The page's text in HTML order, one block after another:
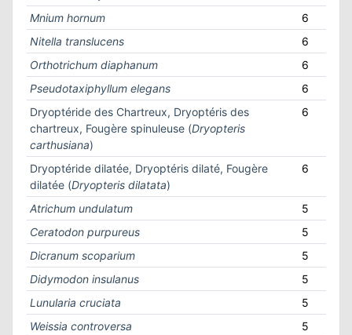
Mnium hornum
6
Nitella translucens
6
Orthotrichum diaphanum
6
Pseudotaxiphyllum elegans
6
Dryoptéride des Chartreux, Dryoptéris des
chartreux, Fougère spinuleuse (Dryopteris
carthusiana)
6
Dryoptéride dilatée, Dryoptéris dilaté, Fougère
dilatée (Dryopteris dilatata)
6
Atrichum undulatum
5
Ceratodon purpureus
5
Dicranum scoparium
5
Didymodon insulanus
5
Lunularia cruciata
5
Weissia controversa
5